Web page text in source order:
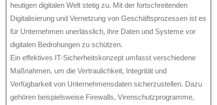
heutigen digitalen Welt stetig zu. Mit der fortschreitenden
Digitalisierung und Vernetzung von Geschäftsprozessen ist es
für Unternehmen unerlässlich, ihre Daten und Systeme vor
digitalen Bedrohungen zu schützen.
Ein effektives IT-Sicherheitskonzept umfasst verschiedene
Maßnahmen, um die Vertraulichkeit, Integrität und
Verfügbarkeit von Unternehmensdaten sicherzustellen. Dazu
gehören beispielsweise Firewalls, Virenschutzprogramme,